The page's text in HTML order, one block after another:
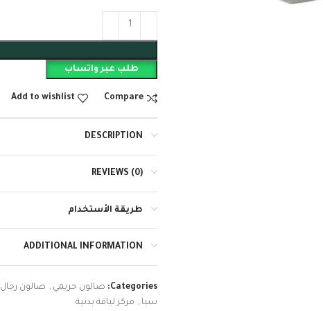
طلب عبر واتساب
Compare
Add to wishlist
DESCRIPTION
ADDITIONAL INFORMATION
REVIEWS (0)
طريقة الأستخدام
Categories: صالون حريمي , صالون رجال
سبا , مركز لياقة بدنية